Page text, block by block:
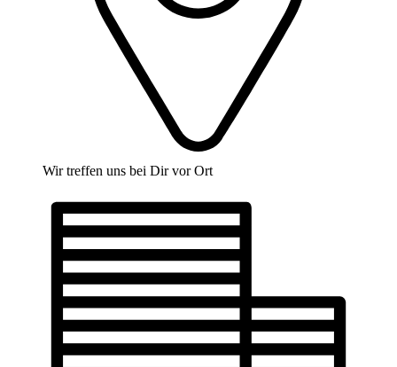
Wir treffen uns bei Dir vor Ort